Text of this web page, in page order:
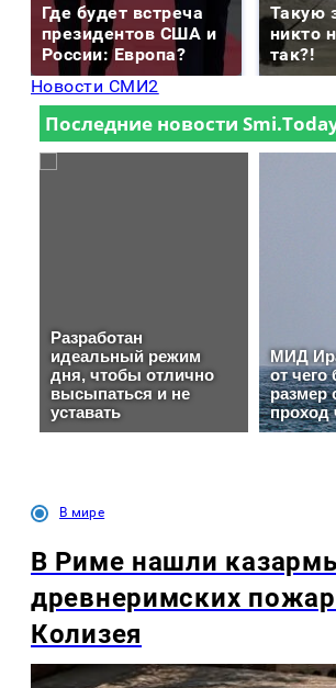
Где будет встреча
президентов США и
России: Европа?
Такую
никто
так?!
Новости СМИ2
В мире
В Риме нашли
древнеримских
Колизея